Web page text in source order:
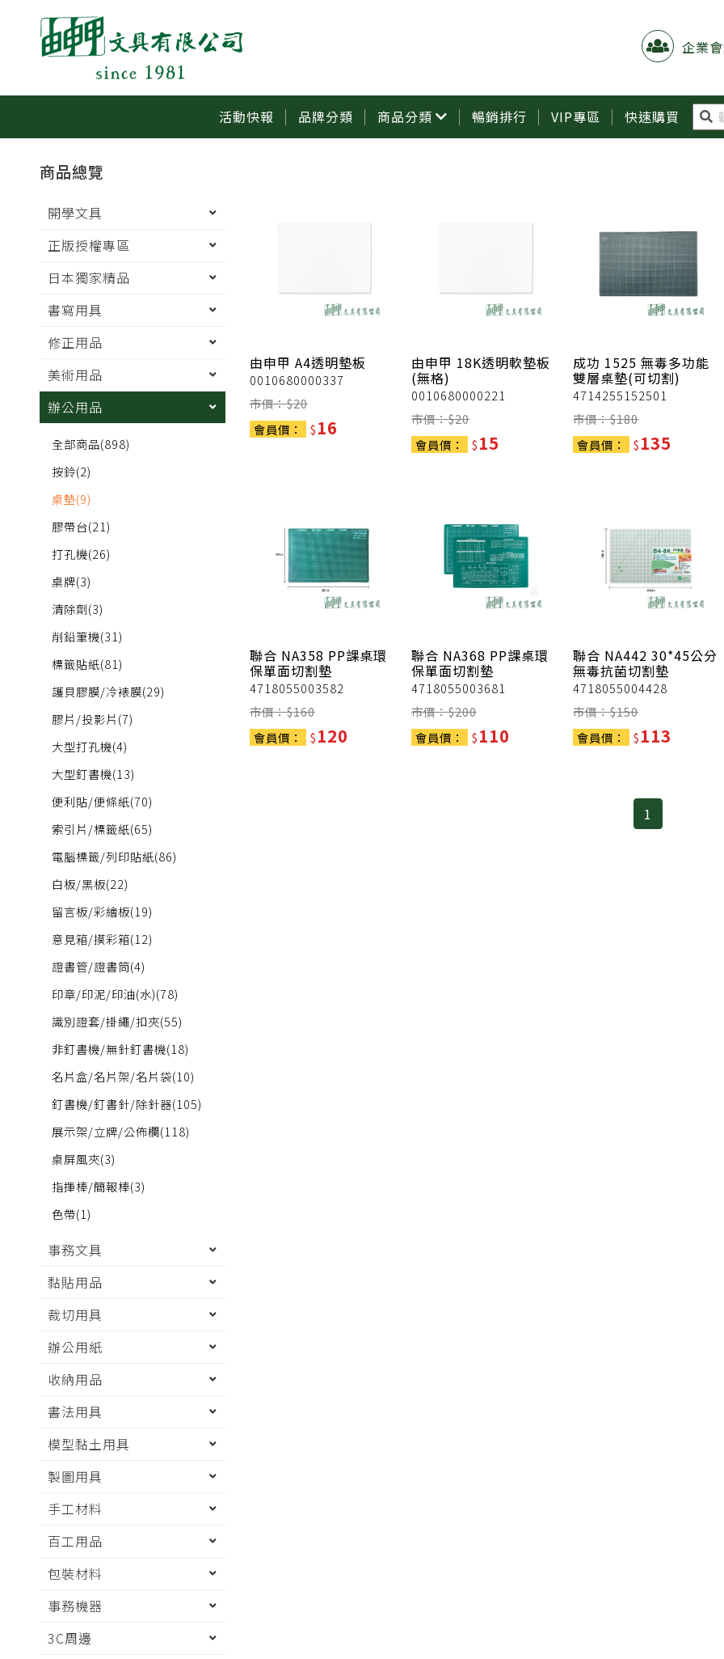
企業
活動快報 品牌分類 商品分類 暢銷排行 VIP專區 快速購買
商品總覽
開學文具
正版授權專區
日本獨家精品
書寫用具
修正用品
美術用品
辦公用品
全部商品(898)
按鈴(2)
桌墊(9)
膠帶台(21)
打孔機(26)
桌牌(3)
清除劑(3)
削鉛筆機(31)
標籤貼紙(81)
護貝膠膜/冷裱膜(29)
膠片/投影片(7)
大型打孔機(4)
大型釘書機(13)
便利貼/便條紙(70)
索引片/標籤紙(65)
電腦標籤/列印貼紙(86)
白板/黑板(22)
留言板/彩繪板(19)
意見箱/摸彩箱(12)
證書管/證書筒(4)
印章/印泥/印油(水)(78)
識別證套/掛繩/扣夾(55)
非釘書機/無針釘書機(18)
名片盒/名片架/名片袋(10)
釘書機/釘書針/除針器(105)
展示架/立牌/公佈欄(118)
桌屏風夾(3)
指揮棒/簡報棒(3)
色帶(1)
事務文具
黏貼用品
裁切用具
辦公用紙
收納用品
書法用具
模型黏土用具
製圖用具
手工材料
百工用品
包裝材料
事務機器
3C周邊
由申甲 A4透明墊板
0010680000337
市價：$20
會員價：
$16
由申甲 18K透明軟墊板
(無格)
0010680000221
市價：$20
會員價：
$15
成功 1525 無毒多功能
雙層桌墊(可切割)
4714255152501
市價：$180
會員價：
$135
聯合 NA358 PP課桌環
保單面切割墊
4718055003582
市價：$160
會員價：
$120
聯合 NA368 PP課桌環
保單面切割墊
4718055003681
市價：$200
會員價：
$110
聯合 NA442 30*45公分
無毒抗菌切割墊
4718055004428
市價：$150
會員價：
$113
1